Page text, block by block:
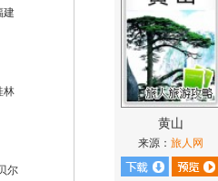
建
林
尔
黄山
来源： 旅人网